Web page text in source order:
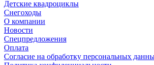
Детские квадроциклы
Снегоходы
О компании
Новости
Спецпредложения
Оплата
Согласие на обработку персональных